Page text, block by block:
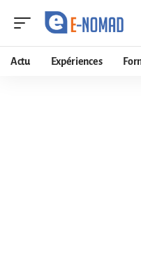
Actu Expériences